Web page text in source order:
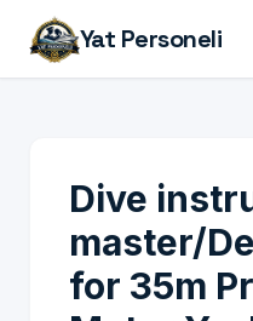
Yat Personeli
Dive
master/
for 35m